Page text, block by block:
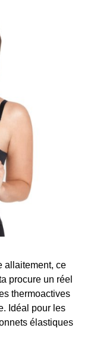
allaitement, ce
procure un réel
thermoactives
Idéal pour les
élastiques